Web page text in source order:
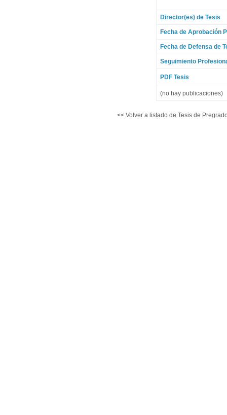
Director(es) de Tesis
Fecha de Aprobación
Fecha de Defensa de
Seguimiento
PDF Tesis
(no hay publicaciones)
<< Volver a listado de Tesis de